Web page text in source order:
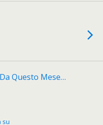
Questo Mese…
su